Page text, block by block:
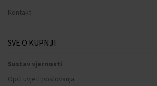
Kontakt
SVE O KUPNJI
Sustav vjernosti
Opći uvjeti poslovanja